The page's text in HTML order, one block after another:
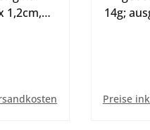
1,2cm,
mit
14g;
Preise